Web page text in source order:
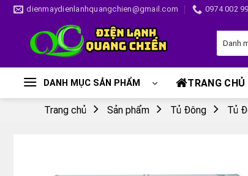
Skip
content
dienmaydienlanhquangchien@gmail.com 0974 002
DANH MỤC SẢN PHẨM TRANG CHỦ
Trang chủ Sản phẩm Tủ Đông Tủ